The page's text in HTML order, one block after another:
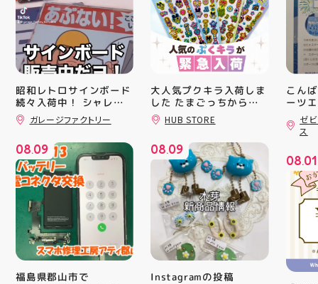
昭和レトロサインボード
続々入荷中！ シャレオ
ツでナウイ すべてA4サ
イズなのでインテリアに
よ！ 郡山駅前 アティ郡
山4F “ガレージファクト
リー”へ遊びに来てね️‍️‍️‍ #
福島 #郡山 #郡山駅前 #
雑貨屋 #昭和レトロ
ガレージファクトリー
08.09
福島県郡山市で
大人気プクキラ入荷しま
した たまごっちからサ
ンリオまで 全13種類の
豊富なラインナップが勢
ートなフォルムに 思わ
ず胸キュンしちゃうデザ
インばかり 集めたくな
る可愛さで コレクショ
ンにもぴったり 数量限
定での入荷となりますの
で 気になっていた方、
まだGETできてない方は
売り切れる前にぜひお早
めにチェックしてくださ
いね お気に入りの1個、
HUB STORE
08.09
Instagramの投稿
こん
ーツ
ィ郡
「ゼ
つり
16(日
ィ館
を行
入り
対策
た、
ート(
買い
ゼ
ス
08.01